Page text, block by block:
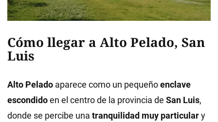
Cómo llegar a Alto Pelado, San
Luis
Alto Pelado aparece como un pequeñoenclave
escondidoen el centro de la provincia de San Luis,
donde se percibe una tranquilidad muy particulary